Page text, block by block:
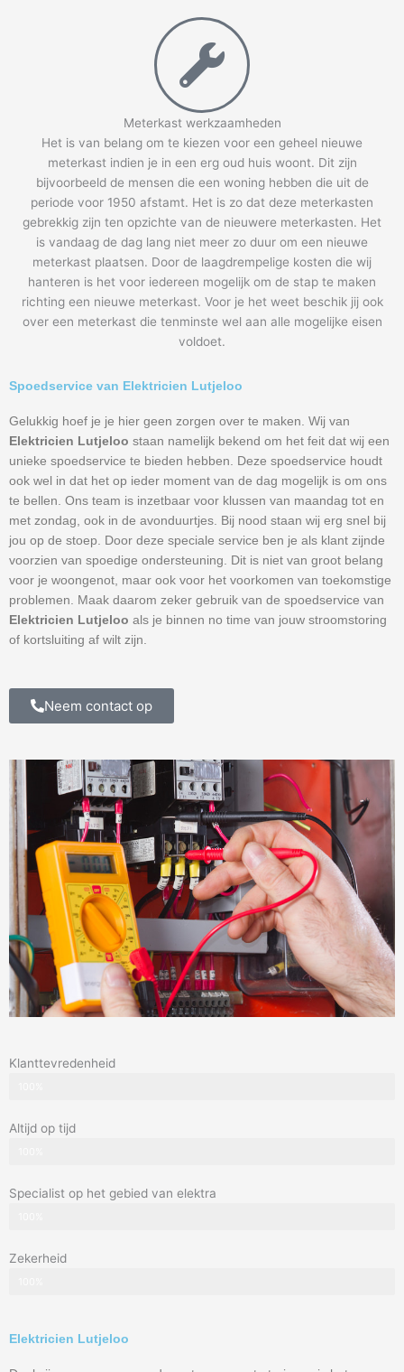
Meterkast werkzaamheden
Het is van belang om te kiezen voor een geheel nieuwe
meterkast indien je in een erg oud huis woont. Dit zijn
bijvoorbeeld de mensen die een woning hebben die uit de
periode voor 1950 afstamt. Het is zo dat deze meterkasten
gebrekkig zijn ten opzichte van de nieuwere meterkasten. Het
is vandaag de dag lang niet meer zo duur om een nieuwe
meterkast plaatsen. Door de laagdrempelige kosten die wij
hanteren is het voor iedereen mogelijk om de stap te maken
richting een nieuwe meterkast. Voor je het weet beschik jij ook
over een meterkast die tenminste wel aan alle mogelijke eisen
voldoet.
Spoedservice van Elektricien Lutjeloo
Gelukkig hoef je je hier geen zorgen over te maken. Wij van
Elektricien Lutjeloo staan namelijk bekend om het feit dat wij een
unieke spoedservice te bieden hebben. Deze spoedservice houdt
ook wel in dat het op ieder moment van de dag mogelijk is om ons
te bellen. Ons team is inzetbaar voor klussen van maandag tot en
met zondag, ook in de avonduurtjes. Bij nood staan wij erg snel bij
jou op de stoep. Door deze speciale service ben je als klant zijnde
voorzien van spoedige ondersteuning. Dit is niet van groot belang
voor je woongenot, maar ook voor het voorkomen van toekomstige
problemen. Maak daarom zeker gebruik van de spoedservice van
Elektricien Lutjeloo als je binnen no time van jouw stroomstoring
of kortsluiting af wilt zijn.
Neem contact op
Klanttevredenheid
Altijd op tijd
Specialist op het gebied van elektra
Zekerheid
Elektricien Lutjeloo